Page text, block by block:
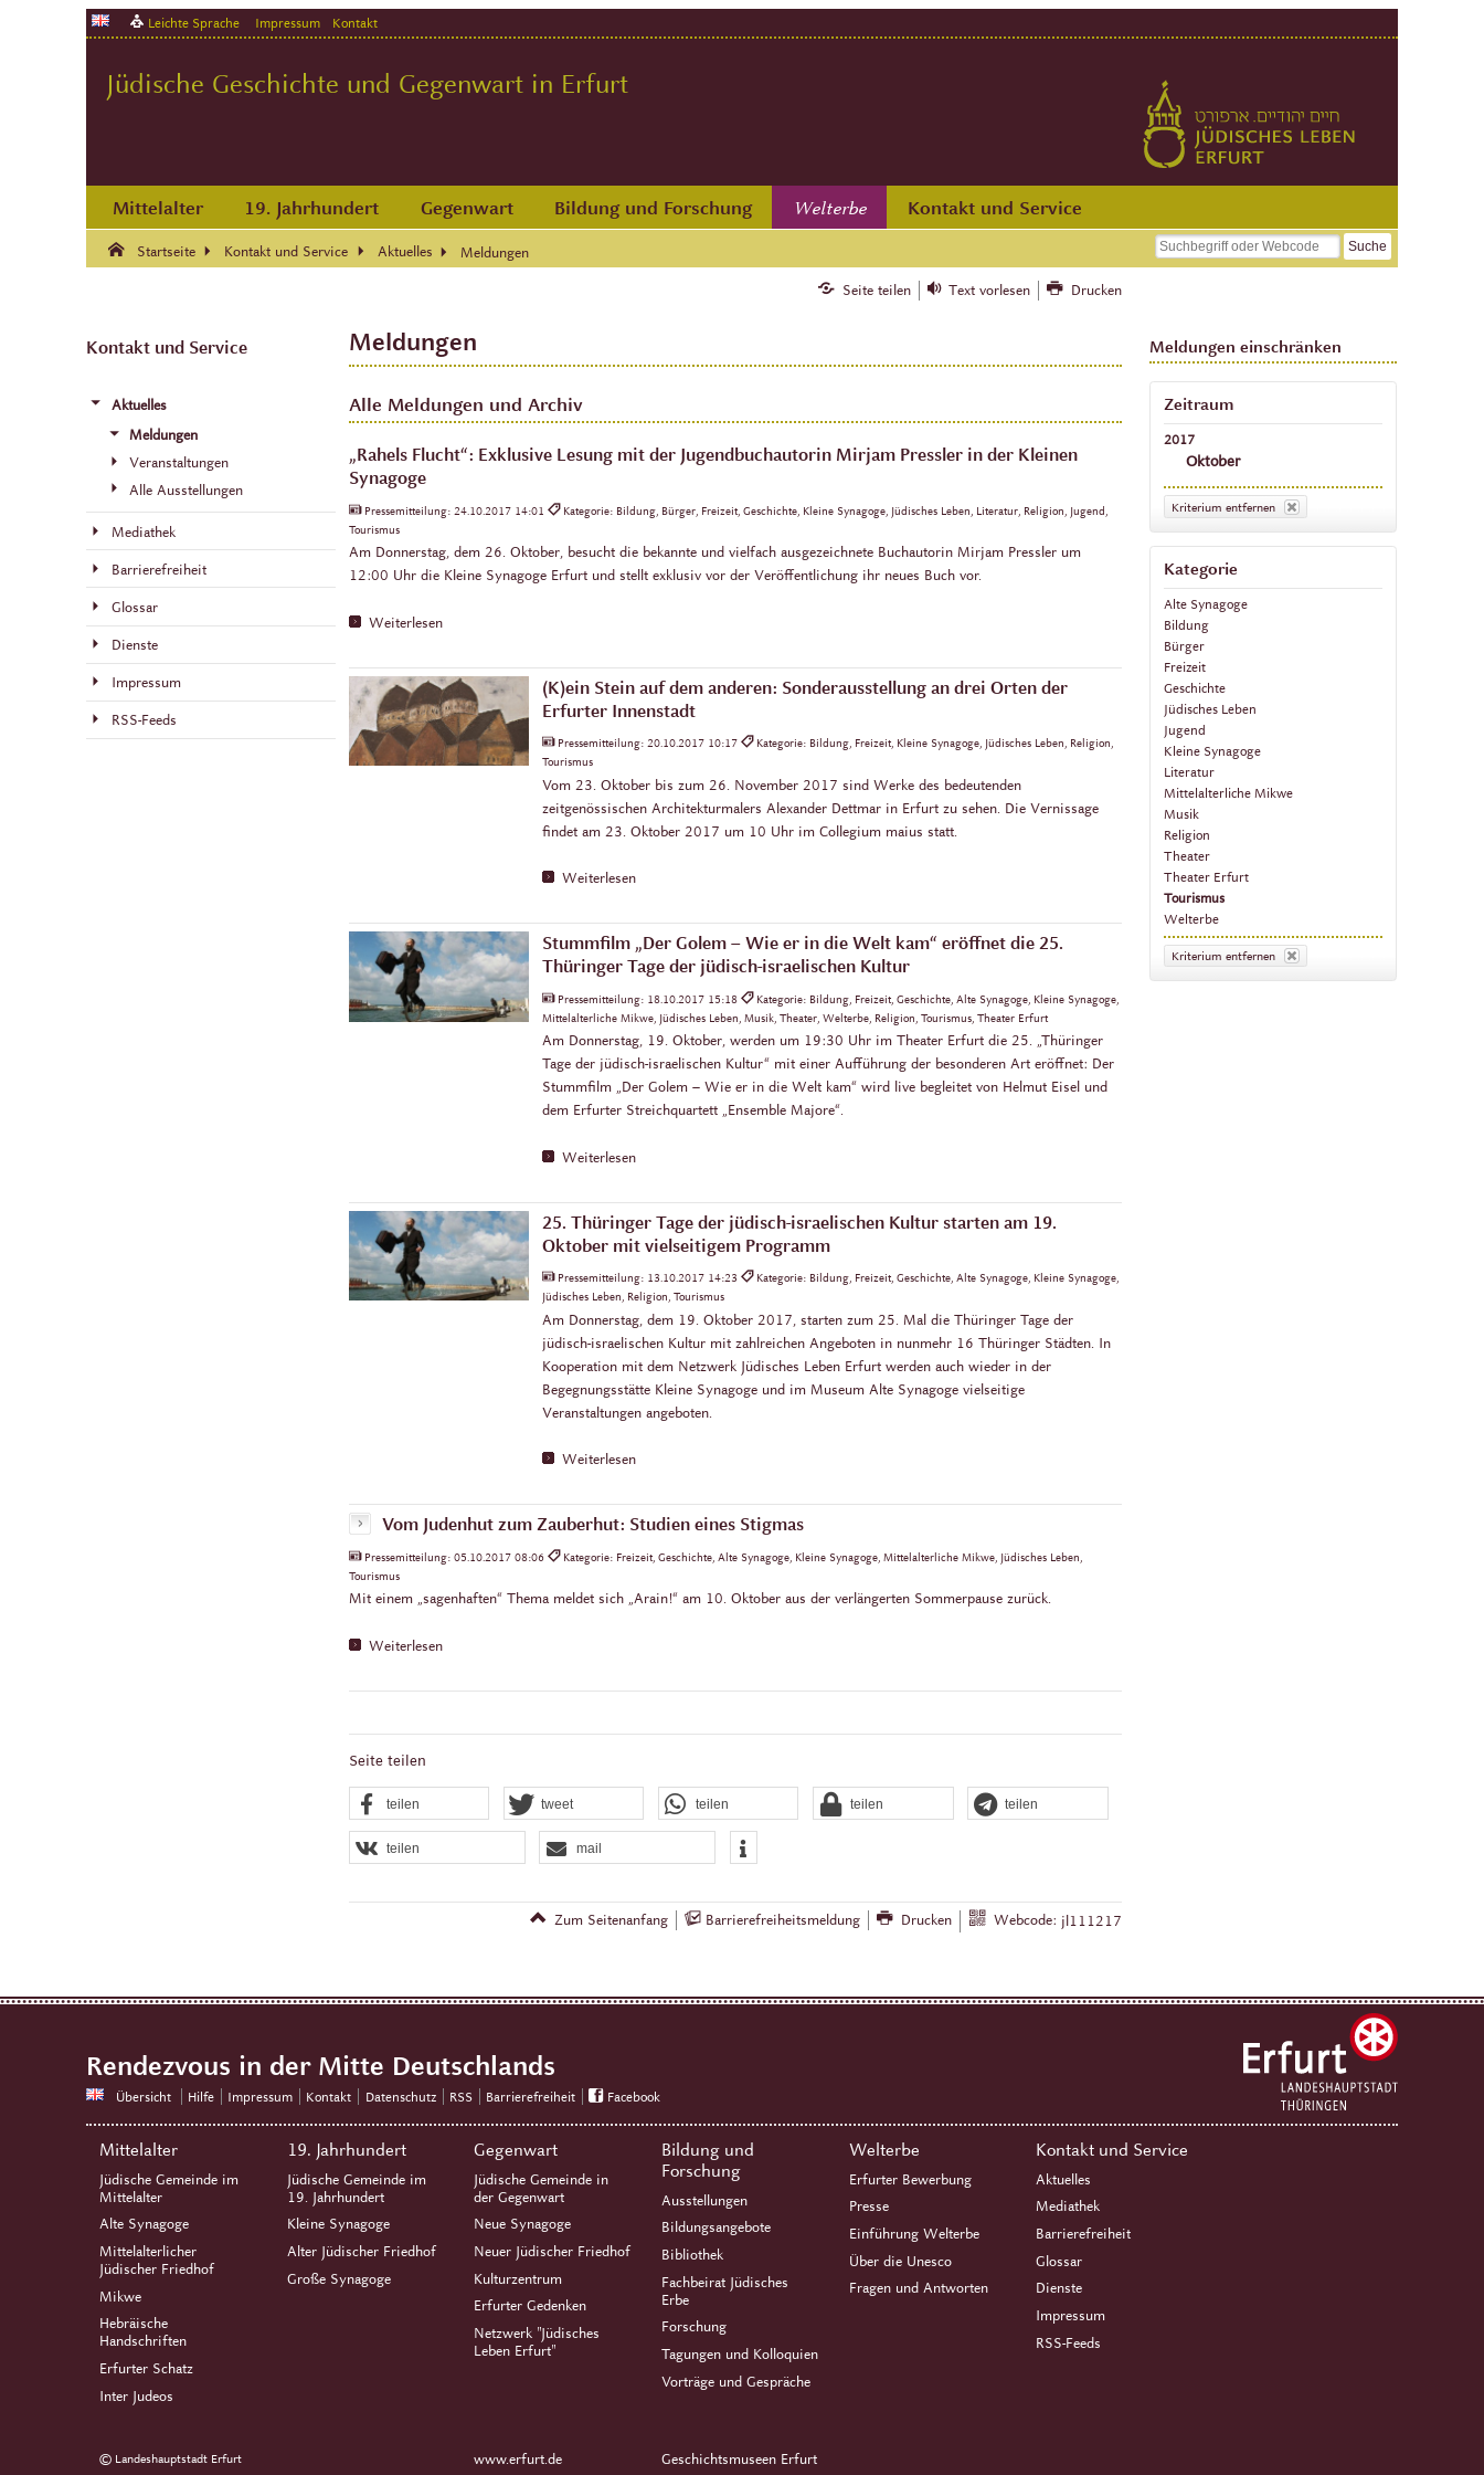
Leichte Sprache Impressum Kontakt
Jüdische Geschichte und Gegenwart in Erfurt
Mittelalter 19. Jahrhundert Gegenwart Bildung und Forschung Welterbe Kontakt und Service
Startseite Kontakt und Service Aktuelles Meldungen
Seite teilen Text vorlesen Drucken
Meldungen
Alle Meldungen und Archiv
„Rahels Flucht“: Exklusive Lesung mit der Jugendbuchautorin Mirjam Pressler in der Kleinen
Synagoge
Pressemitteilung: 24.10.2017 14:01
Kategorie: Bildung, Bürger, Freizeit, Geschichte, Kleine Synagoge, Jüdisches Leben, Literatur, Religion, Jugend,
Tourismus
Am Donnerstag, dem 26. Oktober, besucht die bekannte und vielfach ausgezeichnete Buchautorin Mirjam Pressler um
12:00 Uhr die Kleine Synagoge Erfurt und stellt exklusiv vor der Veröffentlichung ihr neues Buch vor.
Weiterlesen
(K)ein Stein auf dem anderen: Sonderausstellung an drei Orten der
Erfurter Innenstadt
Pressemitteilung:20.10.2017 10:17
Kategorie: Bildung, Freizeit, Kleine Synagoge, Jüdisches Leben, Religion,
Tourismus
Vom 23. Oktober bis zum 26. November 2017 sind Werke des bedeutenden
zeitgenössischen Architekturmalers Alexander Dettmar in Erfurt zu sehen. Die Vernissage
findet am 23. Oktober 2017 um 10 Uhr im Collegium maius statt.
Weiterlesen
Stummfilm „Der Golem – Wie er in die Welt kam“ eröffnet die 25.
Thüringer Tage der jüdisch-israelischen Kultur
Pressemitteilung: 18.10.2017 15:18
Kategorie: Bildung, Freizeit, Geschichte, Alte Synagoge, Kleine Synagoge,
Mittelalterliche Mikwe, Jüdisches Leben, Musik, Theater, Welterbe, Religion, Tourismus, Theater Erfurt
Am Donnerstag, 19. Oktober, werden um 19:30 Uhr im Theater Erfurt die 25. „Thüringer
Tage der jüdisch-israelischen Kultur“ mit einer Aufführung der besonderen Art eröffnet: Der
Stummfilm „Der Golem – Wie er in die Welt kam“ wird live begleitet von Helmut Eisel und
dem Erfurter Streichquartett „Ensemble Majore“.
Weiterlesen
25. Thüringer Tage der jüdisch-israelischen Kultur starten am 19.
Oktober mit vielseitigem Programm
Pressemitteilung: 13.10.2017 14:23
Kategorie: Bildung, Freizeit, Geschichte, Alte Synagoge, Kleine Synagoge,
Jüdisches Leben, Religion, Tourismus
Am Donnerstag, dem 19. Oktober 2017, starten zum 25. Mal die Thüringer Tage der
jüdisch-israelischen Kultur mit zahlreichen Angeboten in nunmehr 16 Thüringer Städten. In
Kooperation mit dem Netzwerk Jüdisches Leben Erfurt werden auch wieder in der
Begegnungsstätte Kleine Synagoge und im Museum Alte Synagoge vielseitige
Veranstaltungen angeboten.
Weiterlesen
Vom Judenhut zum Zauberhut: Studien eines Stigmas
Pressemitteilung:05.10.2017 08:06
Kategorie: Freizeit, Geschichte, Alte Synagoge, Kleine Synagoge, Mittelalterliche Mikwe, Jüdisches Leben,
Tourismus
Mit einem „sagenhaften“ Thema meldet sich „Arain!“ am 10. Oktober aus der verlängerten Sommerpause zurück.
Weiterlesen
Seite teilen
teilen tweet teilen teilen teilen
teilen mail
Zum Seitenanfang Barrierefreiheitsmeldung Drucken Webcode: jl111217
Meldungen einschränken
Zeitraum
2017
Oktober
Kriterium entfernen
Kategorie
Alte Synagoge
Bildung
Bürger
Freizeit
Geschichte
Jüdisches Leben
Jugend
Kleine Synagoge
Literatur
Mittelalterliche Mikwe
Musik
Religion
Theater
Theater Erfurt
Tourismus
Welterbe
Kriterium entfernen
Kontakt und Service
Aktuelles
Meldungen
Veranstaltungen
Alle Ausstellungen
Mediathek
Barrierefreiheit
Glossar
Dienste
Impressum
RSS-Feeds
Rendezvous in der Mitte Deutschlands
Übersicht Hilfe Impressum Kontakt Datenschutz RSS Barrierefreiheit Facebook
Mittelalter
Jüdische Gemeinde im
Mittelalter
Alte Synagoge
Mittelalterlicher
Jüdischer Friedhof
Mikwe
Hebräische
Handschriften
Erfurter Schatz
Inter Judeos
19. Jahrhundert
Jüdische Gemeinde im
19. Jahrhundert
Kleine Synagoge
Alter Jüdischer Friedhof
Große Synagoge
Gegenwart
Jüdische Gemeinde in
der Gegenwart
Neue Synagoge
Neuer Jüdischer Friedhof
Kulturzentrum
Erfurter Gedenken
Netzwerk "Jüdisches
Leben Erfurt"
Bildung und
Forschung
Ausstellungen
Bildungsangebote
Bibliothek
Fachbeirat Jüdisches
Erbe
Forschung
Tagungen und Kolloquien
Vorträge und Gespräche
Welterbe
Erfurter Bewerbung
Presse
Einführung Welterbe
Über die Unesco
Fragen und Antworten
Kontakt und Service
Aktuelles
Mediathek
Barrierefreiheit
Glossar
Dienste
Impressum
RSS-Feeds
© Landeshauptstadt Erfurt www.erfurt.de Geschichtsmuseen Erfurt